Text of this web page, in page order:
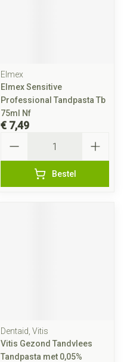
Elmex
Elmex Sensitive
Professional Tandpasta Tb
75ml Nf
€ 7,49
Bestel
Dentaid, Vitis
Vitis Gezond Tandvlees
Tandpasta met 0,05%